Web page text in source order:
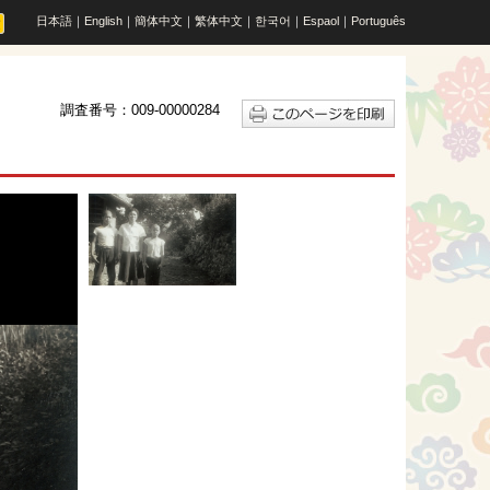
日本語 ｜ English ｜ 簡体中文 ｜ 繁体中文 ｜ 한국어 ｜ Espaol ｜ Português
調査番号：009-00000284